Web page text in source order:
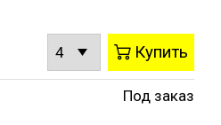
Купить
Под заказ